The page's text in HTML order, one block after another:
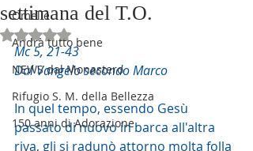
Omelie
Andrà tutto bene
NEWS dal Monastero
Rifugio S. M. della Bellezza
150 anni di Adorazione
settimana del T.O.
Valutazione NaN stelle su 5.
Mc 5, 21-43
Dal Vangelo secondo Marco
In quel tempo, essendo Gesù
passato di nuovo in barca all'altra
riva, gli si radunò attorno molta folla